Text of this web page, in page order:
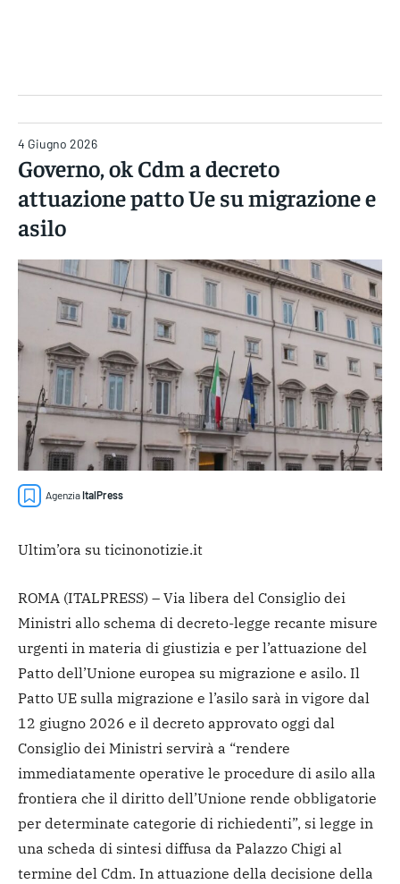
4 Giugno 2026
Governo, ok Cdm a decreto
attuazione patto Ue su migrazione e
asilo
AgenziaItalPress
Ultim’ora su ticinonotizie.it
ROMA (ITALPRESS) – Via libera del Consiglio dei
Ministri allo schema di decreto-legge recante misure
urgenti in materia di giustizia e per l’attuazione del
Patto dell’Unione europea su migrazione e asilo. Il
Patto UE sulla migrazione e l’asilo sarà in vigore dal
12 giugno 2026 e il decreto approvato oggi dal
Consiglio dei Ministri servirà a “rendere
immediatamente operative le procedure di asilo alla
frontiera che il diritto dell’Unione rende obbligatorie
per determinate categorie di richiedenti”, si legge in
una scheda di sintesi diffusa da Palazzo Chigi al
termine del Cdm. In attuazione della decisione della